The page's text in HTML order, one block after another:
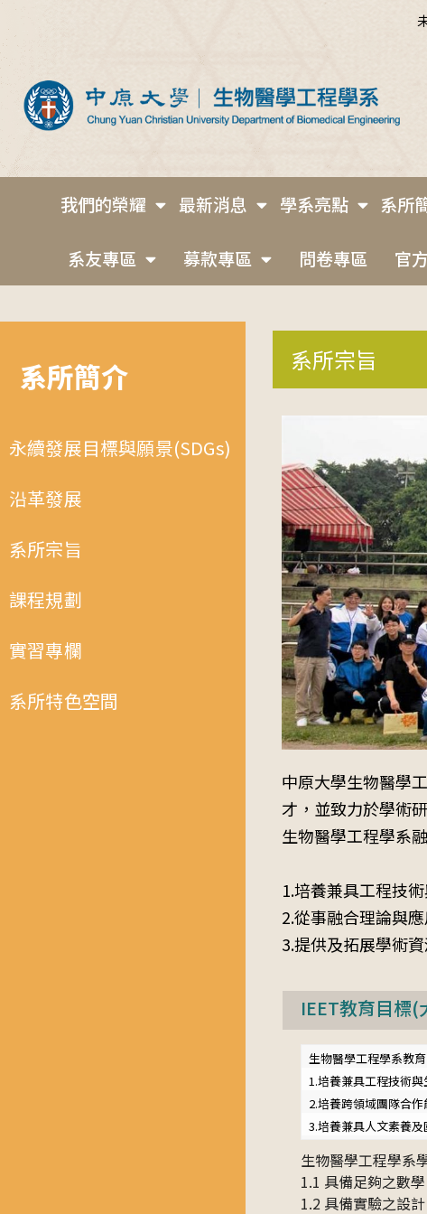
我們的榮耀 最新消息 學系亮點 系所
系友專區 募款專區 問卷專區 官
系所簡介
永續發展目標與願景(SDGs)
沿革發展
系所宗旨
課程規劃
實習專欄
系所特色空間
系所宗旨
中原大學生物醫學
才，並致力於學術
生物醫學工程學系
1.培養兼具工程技
2.從事融合理論與
3.提供及拓展學術
IEET教育目標(
生物醫學工程學系教育
1.培養兼具工程技術
2.培養跨領域團隊合
3.培養兼具人文素養
生物醫學工程學系
1.1 具備足夠之數
1.2 具備實驗之設